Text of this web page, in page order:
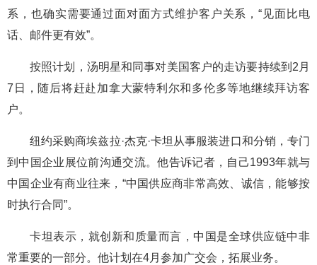
系，也确实需要通过面对面方式维护客户关系，“见面比电
话、邮件更有效”。
按照计划，汤明星和同事对美国客户的走访要持续到2月
7日，随后将赶赴加拿大蒙特利尔和多伦多等地继续拜访客
户。
纽约采购商埃兹拉·杰克·卡坦从事服装进口和分销，专门
到中国企业展位前沟通交流。他告诉记者，自己1993年就与
中国企业有商业往来，“中国供应商非常高效、诚信，能够按
时执行合同”。
卡坦表示，就创新和质量而言，中国是全球供应链中非
常重要的一部分。他计划在4月参加广交会，拓展业务。